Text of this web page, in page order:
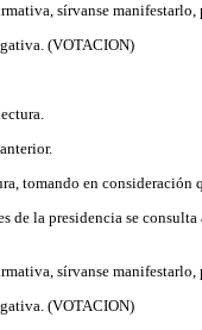
sírvanse
(VOTACION)
tomando en
de la presidencia se
sírvanse
(VOTACION)